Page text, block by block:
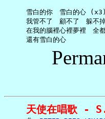
     雪白的你　雪白的心 (x3)
我管不了　顧不了　躲不
在我的腦裡心裡夢裡　全
天使在唱歌 -